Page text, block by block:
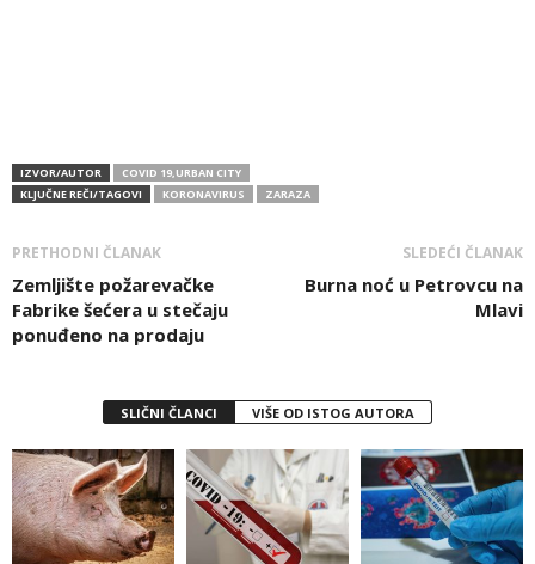
IZVOR/AUTOR
COVID 19,URBAN CITY
KLJUČNE REČI/TAGOVI
KORONAVIRUS ZARAZA
PRETHODNI ČLANAK
Zemljište požarevačke
Fabrike šećera u stečaju
ponuđeno na prodaju
SLEDEĆI ČLANAK
Burna noć u Petrovcu na
Mlavi
SLIČNI ČLANCI VIŠE OD ISTOG AUTORA